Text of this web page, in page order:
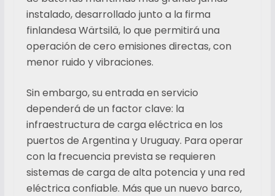
instalado, desarrollado junto a la firma
finlandesa Wärtsilä, lo que permitirá una
operación de cero emisiones directas, con
menor ruido y vibraciones.
Sin embargo, su entrada en servicio
dependerá de un factor clave: la
infraestructura de carga eléctrica en los
puertos de Argentina y Uruguay. Para operar
con la frecuencia prevista se requieren
sistemas de carga de alta potencia y una red
eléctrica confiable. Más que un nuevo barco,